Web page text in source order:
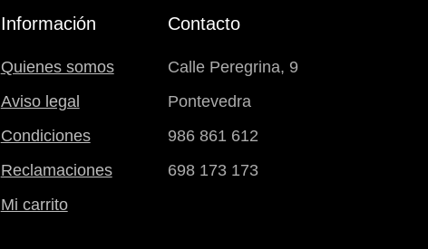
Información
Quienes somos
Aviso legal
Condiciones
Reclamaciones
Mi carrito
Contacto
Calle Peregrina, 9
Pontevedra
986 861 612
698 173 173